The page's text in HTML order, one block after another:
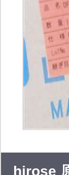
analog
micron、
qorvo、
我公司专
站式电子
hirose